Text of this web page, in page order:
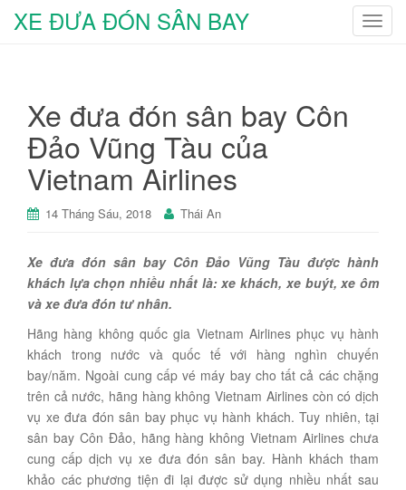
T
a
n
XE ĐƯA ĐÓN SÂN BAY
Xe đưa đón sân bay Côn
Đảo Vũng Tàu của
Vietnam Airlines
14 Tháng Sáu, 2018 Thái An
Xe đưa đón sân bay Côn Đảo Vũng Tàu được hành
khách lựa chọn nhiều nhất là: xe khách, xe buýt, xe ôm
và xe đưa đón tư nhân.
Hãng hàng không quốc gia Vietnam Airlines phục vụ hành
khách trong nước và quốc tế với hàng nghìn chuyến
bay/năm. Ngoài cung cấp vé máy bay cho tất cả các chặng
trên cả nước, hãng hàng không Vietnam Airlines còn có dịch
vụ xe đưa đón sân bay phục vụ hành khách. Tuy nhiên, tại
sân bay Côn Đảo, hãng hàng không Vietnam Airlines chưa
cung cấp dịch vụ xe đưa đón sân bay. Hành khách tham
khảo các phương tiện đi lại được sử dụng nhiều nhất sau